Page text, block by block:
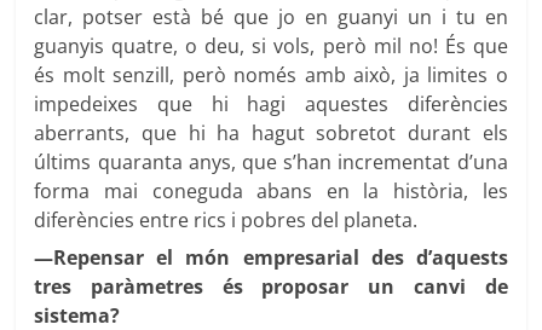
clar, potser està bé que jo en guanyi un i tu en
guanyis quatre, o deu, si vols, però mil no! És que
és molt senzill, però només amb això, ja limites o
impedeixes que hi hagi aquestes diferències
aberrants, que hi ha hagut sobretot durant els
últims quaranta anys, que s’han incrementat d’una
forma mai coneguda abans en la història, les
diferències entre rics i pobres del planeta.
—Repensar el món empresarial des d’aquests
tres paràmetres és proposar un canvi de
sistema?